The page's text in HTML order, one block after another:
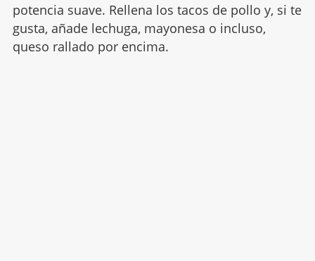
potencia suave. Rellena los tacos de pollo y, si te
gusta, añade lechuga, mayonesa o incluso,
queso rallado por encima.